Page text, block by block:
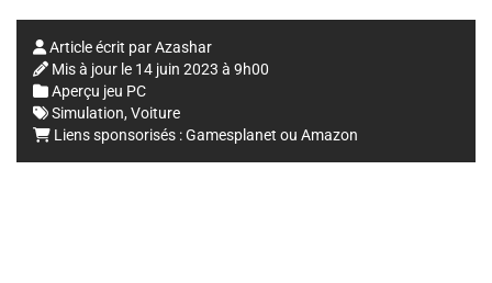
Article écrit parAzashar
Mis à jour le 14 juin 2023 à 9h00
Aperçu jeu PC
Simulation, Voiture
Liens sponsorisés :Gamesplanet ou Amazon